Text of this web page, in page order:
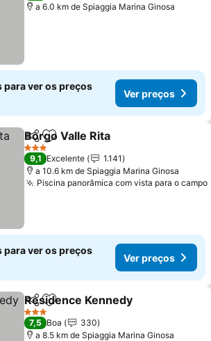
a 6.0 km de Spiaggia Marina Ginosa
para ver os preços
Ver preços
PartilharAdicionar aos favoritos
Borgo Valle Rita
3 Estrelas
9,1 Excelente
1.141
a 10.6 km de Spiaggia Marina Ginosa
Piscina panorâmica com vista para o campo
para ver os preços
Ver preços
PartilharAdicionar aos favoritos
Residence Kennedy
3 Estrelas
7,5 Boa
330
a 8.5 km de Spiaggia Marina Ginosa